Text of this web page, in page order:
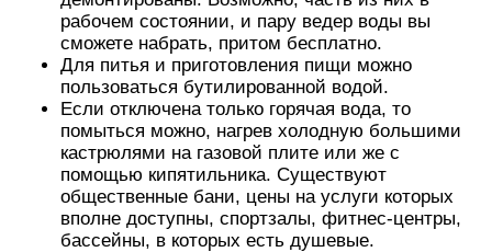
рабочем состоянии, и пару ведер воды вы
сможете набрать, притом бесплатно.
Для питья и приготовления пищи можно
пользоваться бутилированной водой.
Если отключена только горячая вода, то
помыться можно, нагрев холодную большими
кастрюлями на газовой плите или же с
помощью кипятильника. Существуют
общественные бани, цены на услуги которых
вполне доступны, спортзалы, фитнес-центры,
бассейны, в которых есть душевые.